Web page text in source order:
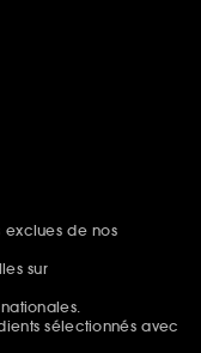
exclues de nos
sur
sélectionnés avec